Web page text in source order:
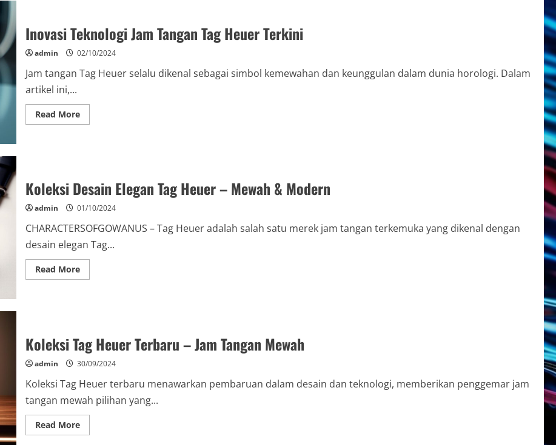
Heuer
Inovasi Teknologi Jam Tangan Tag Heuer Terkini
admin 02/10/2024
Jam tangan Tag Heuer selalu dikenal sebagai simbol kemewahan dan keunggulan dalam dunia horologi. Dalam
artikel ini,...
Read MoreRead
more
Heuer
Terkini
Koleksi Desain Elegan Tag Heuer – Mewah & Modern
admin 01/10/2024
CHARACTERSOFGOWANUS – Tag Heuer adalah salah satu merek jam tangan terkemuka yang dikenal dengan
desain elegan Tag...
Read MoreRead
more
–
Mewah
&
Modern
Koleksi Tag Heuer Terbaru – Jam Tangan Mewah
admin 30/09/2024
Koleksi Tag Heuer terbaru menawarkan pembaruan dalam desain dan teknologi, memberikan penggemar jam
tangan mewah pilihan yang...
Read MoreRead
more